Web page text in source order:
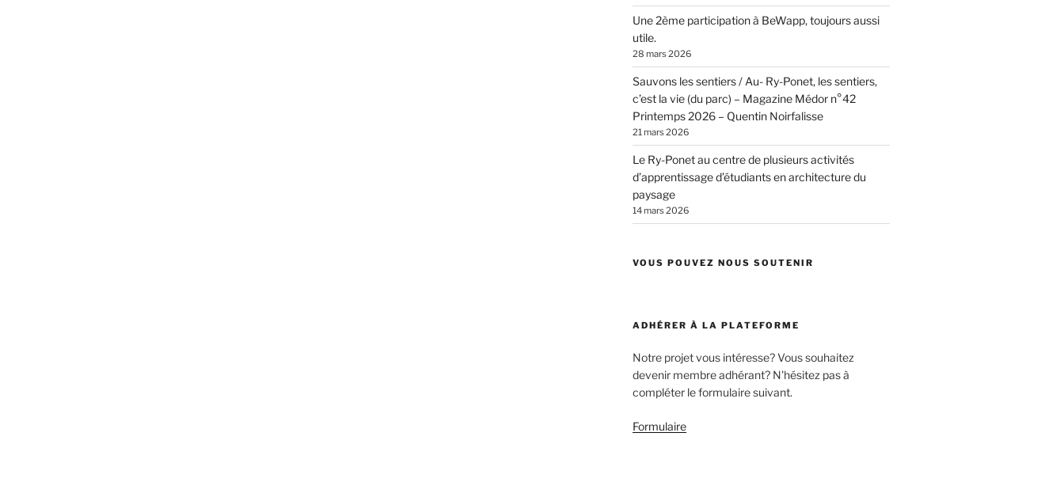
Une 2ème participation à BeWapp, toujours aussi
utile.
28 mars 2026
Sauvons les sentiers / Au- Ry-Ponet, les sentiers,
c’est la vie (du parc) – Magazine Médor n°42
Printemps 2026 – Quentin Noirfalisse
21 mars 2026
Le Ry-Ponet au centre de plusieurs activités
d’apprentissage d’étudiants en architecture du
paysage
14 mars 2026
VOUS POUVEZ NOUS SOUTENIR
ADHÉRER À LA PLATEFORME
Notre projet vous intéresse? Vous souhaitez
devenir membre adhérant? N'hésitez pas à
compléter le formulaire suivant.
Formulaire